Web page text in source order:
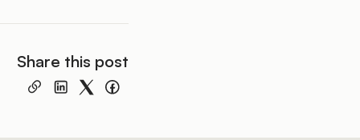
Share this post